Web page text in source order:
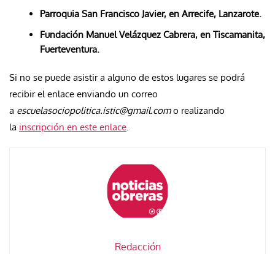
Parroquia San Francisco Javier, en Arrecife, Lanzarote.
Fundación Manuel Velázquez Cabrera, en Tiscamanita,
Fuerteventura.
Si no se puede asistir a alguno de estos lugares se podrá
recibir el enlace enviando un correo
a escuelasociopolitica.istic@gmail.como realizando
la inscripción en este enlace.
Redacción